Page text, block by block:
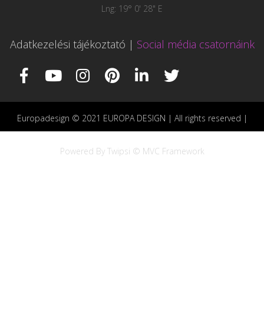
Lng: 19° 0' 28" E
Adatkezelési tájékoztató | Social média csatornáink
Europadesign © 2021 EUROPA DESIGN | All rights reserved |
Powered By Twipsi © MVC Framework